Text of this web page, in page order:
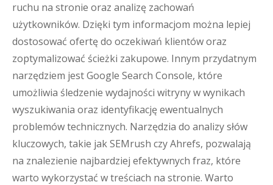
ruchu na stronie oraz analizę zachowań
użytkowników. Dzięki tym informacjom można lepiej
dostosować ofertę do oczekiwań klientów oraz
zoptymalizować ścieżki zakupowe. Innym przydatnym
narzędziem jest Google Search Console, które
umożliwia śledzenie wydajności witryny w wynikach
wyszukiwania oraz identyfikację ewentualnych
problemów technicznych. Narzędzia do analizy słów
kluczowych, takie jak SEMrush czy Ahrefs, pozwalają
na znalezienie najbardziej efektywnych fraz, które
warto wykorzystać w treściach na stronie. Warto